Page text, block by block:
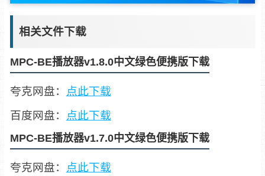
相关文件下载
MPC-BE播放器v1.8.0中文绿色便携版下载
夸克网盘：
点此下载
百度网盘：
点此下载
MPC-BE播放器v1.7.0中文绿色便携版下载
夸克网盘：
点此下载